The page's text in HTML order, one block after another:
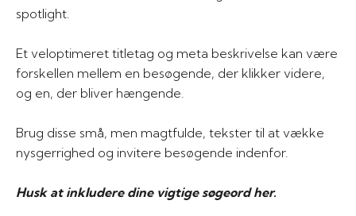
spotlight.
Et veloptimeret titletag og meta beskrivelse kan være
forskellen mellem en besøgende, der klikker videre,
og en, der bliver hængende.
Brug disse små, men magtfulde, tekster til at vække
nysgerrighed og invitere besøgende indenfor.
Husk at inkludere dine vigtige søgeord her.